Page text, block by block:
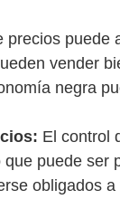
precios puede
vender
negra
El control
puede ser
obligados